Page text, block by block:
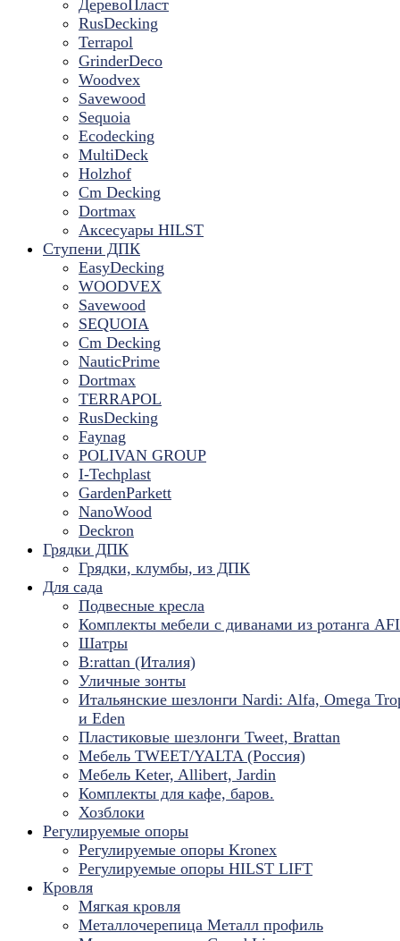
ДеревоПласт
RusDecking
Terrapol
GrinderDeco
Woodvex
Savewood
Sequoia
Ecodecking
MultiDeck
Holzhof
Cm Decking
Dortmax
Аксесуары HILST
Ступени ДПК
EasyDecking
WOODVEX
Savewood
SEQUOIA
Cm Decking
NauticPrime
Dortmax
TERRAPOL
RusDecking
Faynag
POLIVAN GROUP
I-Techplast
GardenParkett
NanoWood
Deckron
Грядки ДПК
Грядки, клумбы, из ДПК
Для сада
Подвесные кресла
Комплекты мебели с диванами из ротанга
Шатры
B:rattan (Италия)
Уличные зонты
Итальянские шезлонги Nardi: Alfa, Omega
и Eden
Пластиковые шезлонги Tweet, Brattan
Мебель TWEET/YALTA (Россия)
Мебель Keter, Allibert, Jardin
Комплекты для кафе, баров.
Хозблоки
Регулируемые опоры
Регулируемые опоры Kronex
Регулируемые опоры HILST LIFT
Кровля
Мягкая кровля
Металлочерепица Металл профиль